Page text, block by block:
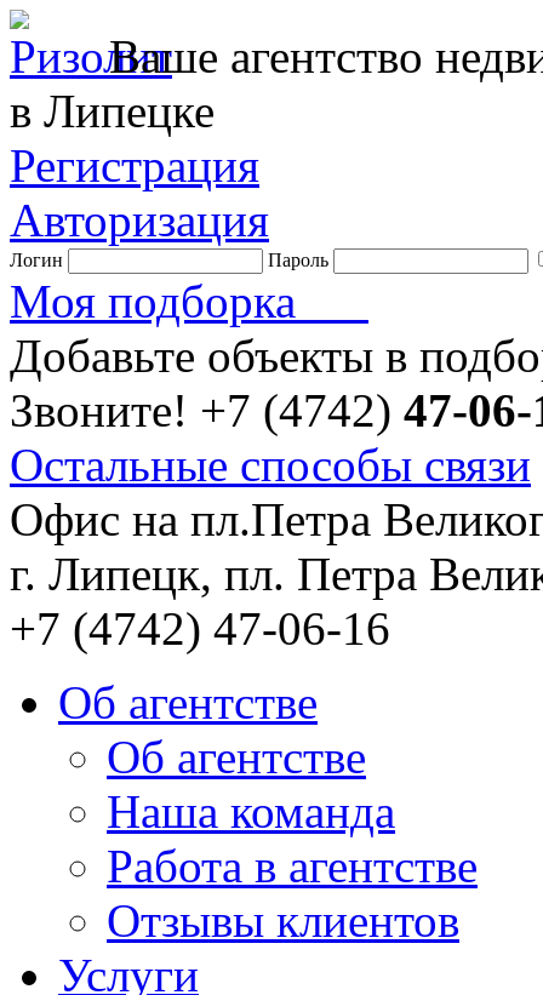
Ваше агентство
в Липецке
Регистрация
Авторизация
Логин Пароль
Моя подборка
Добавьте объекты в
Звоните! +7 (4742) 47-06-
Остальные способы связи
Офис на пл.Петра
г. Липецк, пл. Петра
+7 (4742) 47-06-16
Об агентстве
Об агентстве
Наша команда
Работа в агентстве
Отзывы клиентов
Услуги